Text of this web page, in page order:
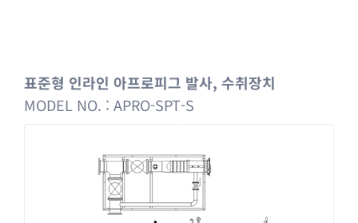
표준형 인라인 아프로피그 발사, 수취장치
MODEL NO. : APRO-SPT-S